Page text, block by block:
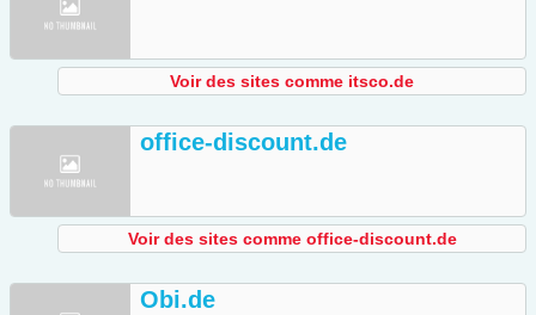
Voir des sites comme itsco.de
office-discount.de
Voir des sites comme office-discount.de
Obi.de